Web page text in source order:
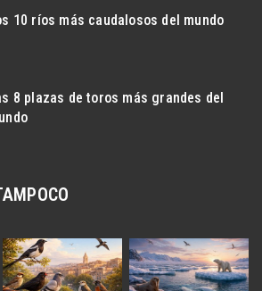
10 ríos más caudalosos del mundo
8 plazas de toros más grandes del